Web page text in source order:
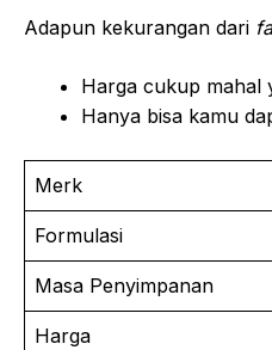
Adapun kekurangan dari
Harga cukup mahal
Hanya bisa kamu
Merk
Formulasi
Masa Penyimpanan
Harga